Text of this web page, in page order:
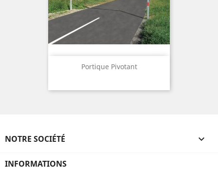
Portique Pivotant
NOTRE SOCIÉTÉ 
INFORMATIONS